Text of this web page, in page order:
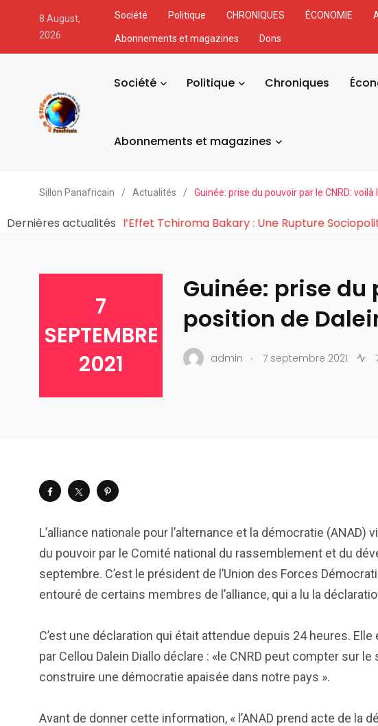
8 August,
2026
Société Politique CHRONIQUES ÉCONOMIE
Abonnements et magazines Dons
Société Politique Chroniques
Abonnements et magazines
Sillon Panafricain / Actualités / Guinée: prise du pouvoir par le CNRD:
Dernières actualités
en Afr La Cosmogonie de l’Effet Tchiroma Bakary : Une
7
SEPTEMBRE
2021
Guinée: prise du
position de
admin . 7 septembre 2021
L’alliance nationale pour l’alternance et la démocratie
du pouvoir par le Comité national du rassemblement et du
septembre. C’est le président de l’Union des Forces
entouré de certains membres de l’alliance, qui a lu la
C’est une déclaration qui était attendue depuis 24 heures.
par Cellou Dalein Diallo déclare : «le CNRD peut compter sur le
construire une démocratie apaisée dans notre pays ».
Avant de donner cette information, « l’ANAD prend acte de la